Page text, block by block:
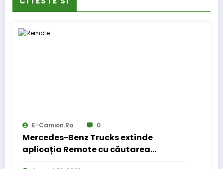
E-Camion.ro 0
Mercedes-Benz Trucks extinde
aplicația Remote cu căutarea
locurilor de parcare pentru șoferii de